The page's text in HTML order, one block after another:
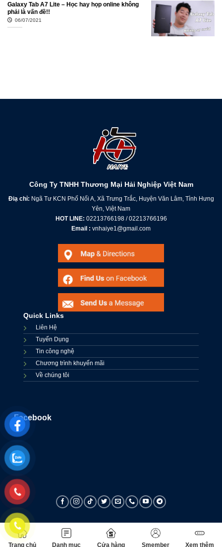
Trang chủ Danh mục Cửa hàng Smember Xem thêm
Galaxy Tab A7 Lite – Học hay họp online không
phải là vấn đề!!
06/07/2021
Công Ty TNHH Thương Mại Hải Nghiệp Việt Nam
Điạ chỉ: Ngã Tư KCN Phố Nối A, Xã Trưng Trắc, Huyện Văn Lâm, Tỉnh Hưng
Yên, Việt Nam
HOT LINE: 02213766198 / 02213766196
Email : vnhaiye1@gmail.com
Quick Links
Liên Hệ
Tuyển Dụng
Tin công nghệ
Chương trình khuyến mãi
Về chúng tôi
Facebook